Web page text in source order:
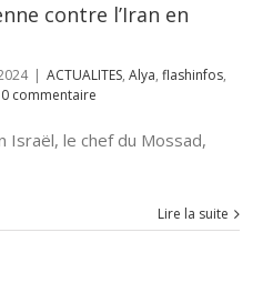
contre l’Iran en
| ACTUALITES, Alya, flashinfos,
0 commentaire
Israël, le chef du Mossad,
Lire la suite